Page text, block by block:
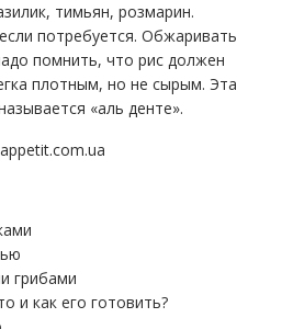
тимьян, розмарин.
потребуется. Обжаривать
помнить, что рис должен
плотным, но не сырым. Эта
«аль денте».
грибами
и как его готовить?